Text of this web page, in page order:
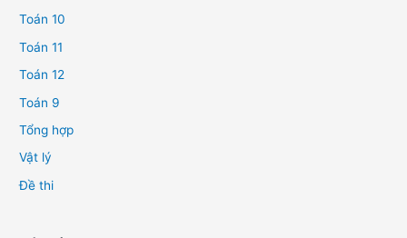
Toán 10
Toán 11
Toán 12
Toán 9
Tổng hợp
Vật lý
Đề thi